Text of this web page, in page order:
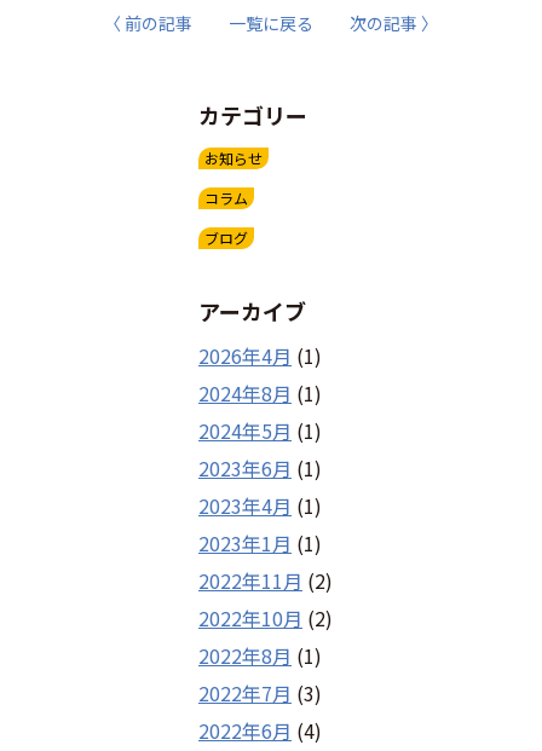
〈 前の記事 一覧に戻る 次の記事 〉
カテゴリー
お知らせ
コラム
ブログ
アーカイブ
2026年4月 (1)
2024年8月 (1)
2024年5月 (1)
2023年6月 (1)
2023年4月 (1)
2023年1月 (1)
2022年11月 (2)
2022年10月 (2)
2022年8月 (1)
2022年7月 (3)
2022年6月 (4)